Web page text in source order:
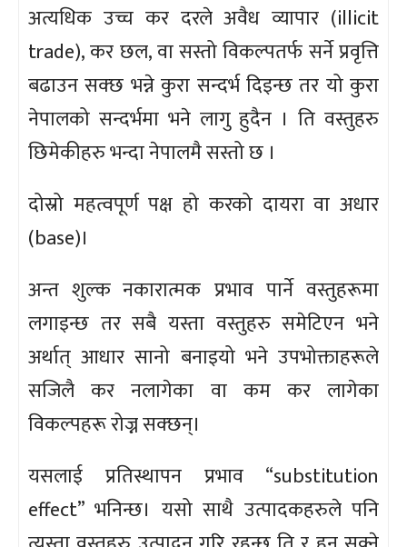
अत्यधिक उच्च कर दरले अवैध व्यापार (illicit
trade), कर छल, वा सस्तो विकल्पतर्फ सर्ने प्रवृत्ति
बढाउन सक्छ भन्ने कुरा सन्दर्भ दिइन्छ तर यो कुरा
नेपालको सन्दर्भमा भने लागु हुदैन । ति वस्तुहरु
छिमेकीहरु भन्दा नेपालमै सस्तो छ ।
दोस्रो महत्वपूर्ण पक्ष हो करको दायरा वा अधार
(base)।
अन्त शुल्क नकारात्मक प्रभाव पार्ने वस्तुहरूमा
लगाइन्छ तर सबै यस्ता वस्तुहरु समेटिएन भने
अर्थात् आधार सानो बनाइयो भने उपभोक्ताहरूले
सजिलै कर नलागेका वा कम कर लागेका
विकल्पहरू रोज्न सक्छन्।
यसलाई प्रतिस्थापन प्रभाव “substitution
effect” भनिन्छ। यसो साथै उत्पादकहरुले पनि